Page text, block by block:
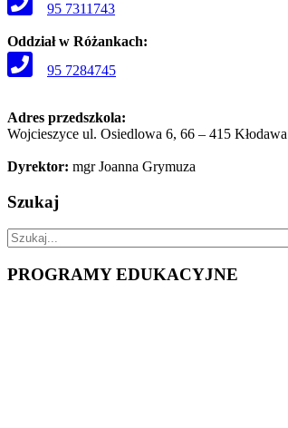
95 7311743
Oddział w Różankach:
95 7284745
Adres przedszkola:
Wojcieszyce ul. Osiedlowa 6, 66 – 415 Kłodawa
Dyrektor: mgr Joanna Grymuza
Szukaj
PROGRAMYEDUKACYJNE